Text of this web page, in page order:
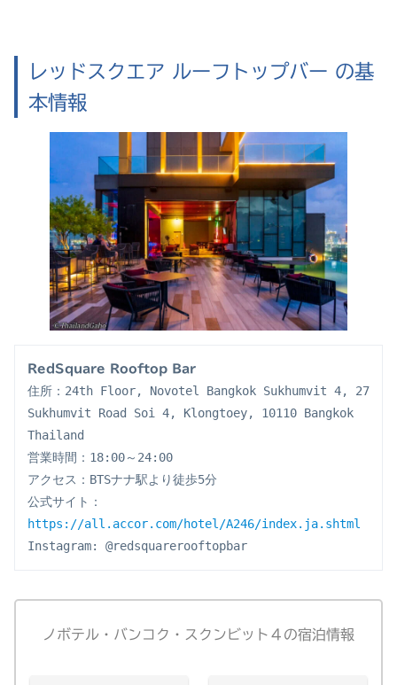
レッドスクエア ルーフトップバー の基
本情報
RedSquare Rooftop Bar
住所：24th Floor, Novotel Bangkok Sukhumvit 4, 27
Sukhumvit Road Soi 4, Klongtoey, 10110 Bangkok
Thailand
営業時間：18:00～24:00
アクセス：BTSナナ駅より徒歩5分
公式サイト：
https://all.accor.com/hotel/A246/index.ja.shtml
Instagram: @redsquarerooftopbar
ノボテル・バンコク・スクンビット４の宿泊情報